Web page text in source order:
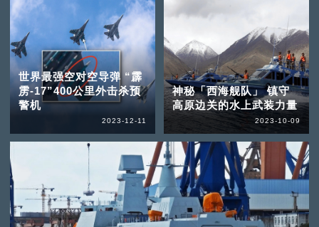
世界最强空对空导弹 “霹
雳-17”400公里外击杀预
警机
2023-12-11
神秘「西海舰队」 镇守
高原边关的水上武装力量
2023-10-09